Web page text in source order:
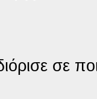
σε